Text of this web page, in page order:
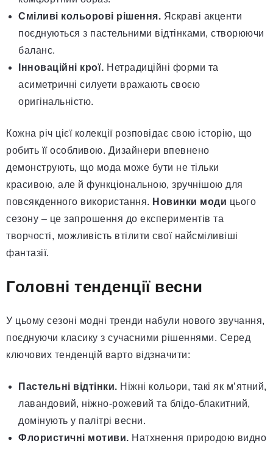
Сміливі кольорові рішення. Яскраві акценти
поєднуються з пастельними відтінками, створюючи
баланс.
Інноваційні крої. Нетрадиційні форми та
асиметричні силуети вражають своєю
оригінальністю.
Кожна річ цієї колекції розповідає свою історію, що
робить її особливою. Дизайнери впевнено
демонструють, що мода може бути не тільки
красивою, але й функціональною, зручнішою для
повсякденного використання. Новинки моди цього
сезону – це запрошення до експериментів та
творчості, можливість втілити свої найсміливіші
фантазії.
Головні тенденції весни
У цьому сезоні модні тренди набули нового звучання,
поєднуючи класику з сучасними рішеннями. Серед
ключових тенденцій варто відзначити:
Пастельні відтінки. Ніжні кольори, такі як м’ятний,
лавандовий, ніжно-рожевий та блідо-блакитний,
домінують у палітрі весни.
Флористичні мотиви. Натхнення природою видно